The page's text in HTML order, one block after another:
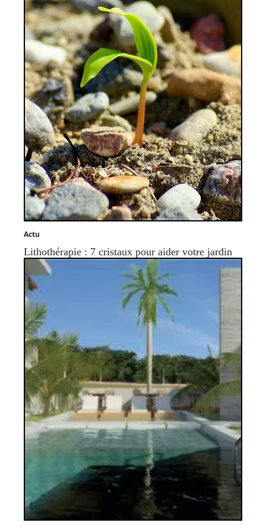
Actu
Lithothérapie : 7 cristaux pour aider votre jardin